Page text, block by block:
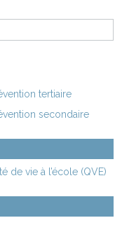
tertiaire
secondaire
de vie à l’école (QVE)